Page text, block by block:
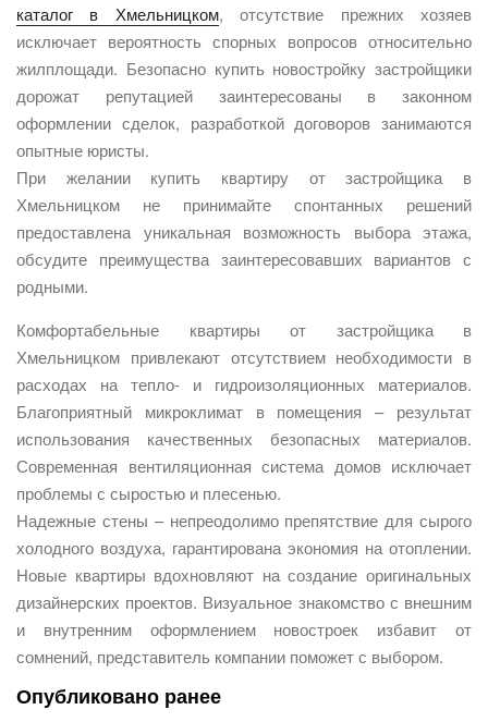
каталог в Хмельницком, отсутствие прежних хозяев
исключает вероятность спорных вопросов относительно
жилплощади. Безопасно купить новостройку застройщики
дорожат репутацией заинтересованы в законном
оформлении сделок, разработкой договоров занимаются
опытные юристы.
При желании купить квартиру от застройщика в
Хмельницком не принимайте спонтанных решений
предоставлена уникальная возможность выбора этажа,
обсудите преимущества заинтересовавших вариантов с
родными.
Комфортабельные квартиры от застройщика в
Хмельницком привлекают отсутствием необходимости в
расходах на тепло- и гидроизоляционных материалов.
Благоприятный микроклимат в помещения – результат
использования качественных безопасных материалов.
Современная вентиляционная система домов исключает
проблемы с сыростью и плесенью.
Надежные стены – непреодолимо препятствие для сырого
холодного воздуха, гарантирована экономия на отоплении.
Новые квартиры вдохновляют на создание оригинальных
дизайнерских проектов. Визуальное знакомство с внешним
и внутренним оформлением новостроек избавит от
сомнений, представитель компании поможет с выбором.
Опубликовано ранее